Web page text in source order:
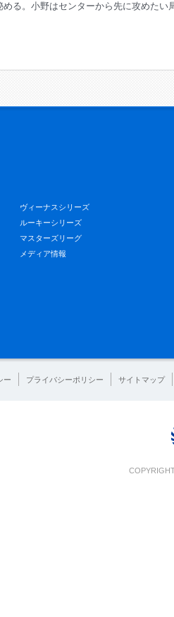
る。小野はセンターから先に攻めたい
ヴィーナスシリーズ
ルーキーシリーズ
マスターズリーグ
メディア情報
ー プライバシーポリシー サイトマップ